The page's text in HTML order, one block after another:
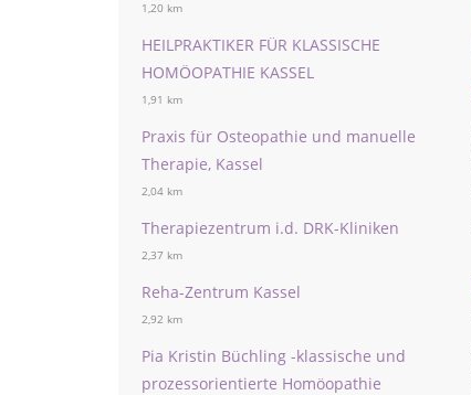
1,20 km
HEILPRAKTIKER FÜR KLASSISCHE
HOMÖOPATHIE KASSEL
1,91 km
Praxis für Osteopathie und manuelle
Therapie, Kassel
2,04 km
Therapiezentrum i.d. DRK-Kliniken
2,37 km
Reha-Zentrum Kassel
2,92 km
Pia Kristin Büchling -klassische und
prozessorientierte Homöopathie